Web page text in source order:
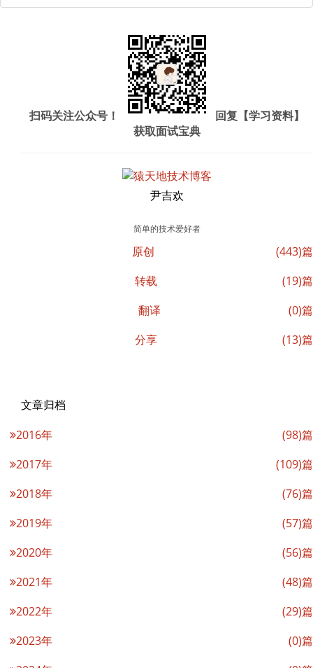
扫码关注公众号！
回复【学习资料】
获取面试宝典
尹吉欢
简单的技术爱好者
原创
(443)篇
转载
(19)篇
翻译
(0)篇
分享
(13)篇
文章归档
2016年
(98)篇
2017年
(109)篇
2018年
(76)篇
2019年
(57)篇
2020年
(56)篇
2021年
(48)篇
2022年
(29)篇
2023年
(0)篇